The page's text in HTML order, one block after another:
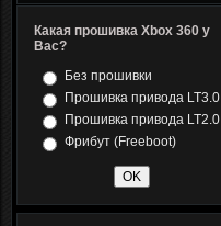
Какая прошивка Xbox 360 у
Вас?
Без прошивки
Прошивка привода LT3.0
Прошивка привода LT2.0
Фрибут (Freeboot)